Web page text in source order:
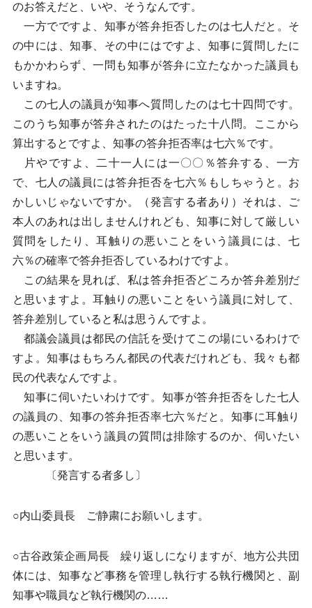
のお答えだと、いや、そうなんです。
一方でですよ、知事が答弁拒否したのは七人だと。そ
の中には、知事、その中にはですよ、知事に質問したに
もかかわらず、一問も知事が答弁に立たなかった議員も
いますね。
この七人の議員が知事へ質問したのは七十四問です。
このうち知事が答弁されたのはたった十八問。ここから
算出するとですよ、知事の答弁拒否率は七六％です。
片やですよ、二十一人には一〇〇％答弁する、一方
で、七人の議員には答弁拒否を七六％もしちゃうと。お
かしいじゃないですか。（発言する者あり）それは、ご
本人のあれは出しませんけれども、知事に対して厳しい
質問をしたり、耳触りの悪いことをいう議員には、七
六％の確率で答弁拒否しているわけですよ。
この結果を見れば、私は答弁拒否どころか答弁差別だ
と思いますよ。耳触りの悪いことをいう議員に対して、
答弁差別していると私は思うんですよ。
都議会議員は都民の信託を受けてこの場にいるわけで
すよ。知事はもちろん都民の代表だけれども、我々も都
民の代表なんですよ。
知事に伺いたいわけです。知事が答弁拒否をした七人
の議員の、知事の答弁拒否率七六％だと。知事に耳触り
の悪いことをいう議員の質問は排除するのか、伺いたい
と思います。
〔発言する者多し〕
○内山委員長 ご静粛にお願いします。
○古谷政策企画局長 繰り返しになりますが、地方公共団
体には、知事など事務を管理し執行する執行機関と、副
知事や職員など執行機関の……